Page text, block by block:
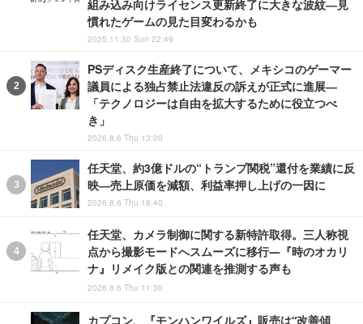
組み込み向けライセンス更新終了に大きな波紋―見
慣れたゲームの見た目変わるかも
2025.11.30 Sun 22:49
PSディスク生産終了について、メキシコのゲーマー
議員による独占禁止法違反の訴えが正式に進展―
「テクノロジーは自由を拡大するために役立つべ
き」
2026.8.6 Thu 13:00
任天堂、約3億ドルの“トランプ関税”還付を業績に反
映―売上原価を減額、利益率押し上げの一因に
2026.8.6 Thu 18:40
任天堂、カメラ制御に関する新特許取得。三人称視
点から撮影モードへスムーズに移行―『時のオカリ
ナ』リメイク版との関連を推測する声も
2026.8.6 Thu 11:30
カプコン、『モンハンワイルズ』販売は“改善傾